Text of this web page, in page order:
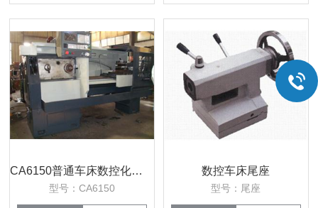
CA6150普通车床数控化改造
型号：CA6150
数控车床尾座
型号：尾座